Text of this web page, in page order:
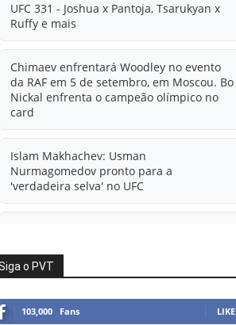
UFC 331 - Joshua x Pantoja, Tsarukyan x
Ruffy e mais
Chimaev enfrentará Woodley no evento
da RAF em 5 de setembro, em Moscou. Bo
Nickal enfrenta o campeão olímpico no
card
Islam Makhachev: Usman
Nurmagomedov pronto para a
'verdadeira selva' no UFC
informações sobre possível mudança
para o UFC após novas negociações.
Islam Makhachev: Há concorrentes
o PVT
103,000 Fans LIKE